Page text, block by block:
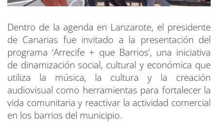
Dentro de la agenda en Lanzarote, el presidente
de Canarias fue invitado a la presentación del
programa ‘Arrecife + que Barrios’, una iniciativa
de dinamización social, cultural y económica que
utiliza la música, la cultura y la creación
audiovisual como herramientas para fortalecer la
vida comunitaria y reactivar la actividad comercial
en los barrios del municipio.